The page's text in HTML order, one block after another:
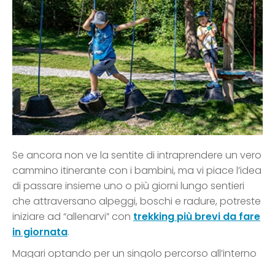
Se ancora non ve la sentite di intraprendere un vero
cammino itinerante con i bambini, ma vi piace l’idea
di passare insieme uno o più giorni lungo sentieri
che attraversano alpeggi, boschi e radure, potreste
iniziare ad “allenarvi” con trekking più brevi da fare
in giornata.
Magari optando per un singolo percorso all’interno